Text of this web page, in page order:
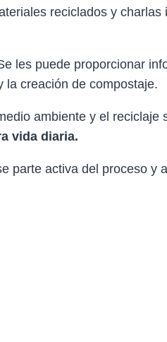
reciclados y charlas
les puede proporcionar
la creación de compostaje.
ambiente y el reciclaje
vida diaria.
parte activa del proceso y